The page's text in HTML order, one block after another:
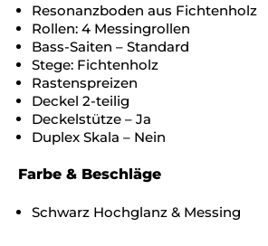
Resonanzboden aus Fichtenholz
Rollen: 4 Messingrollen
Bass-Saiten – Standard
Stege: Fichtenholz
Rastenspreizen
Deckel 2-teilig
Deckelstütze – Ja
Duplex Skala – Nein
Farbe & Beschläge
Schwarz Hochglanz & Messing